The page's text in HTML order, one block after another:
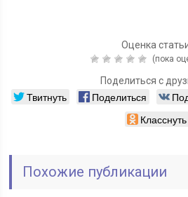
Оценка
(пока
Поделиться с
Твитнуть Поделиться
Класснуть
Похожие публикации